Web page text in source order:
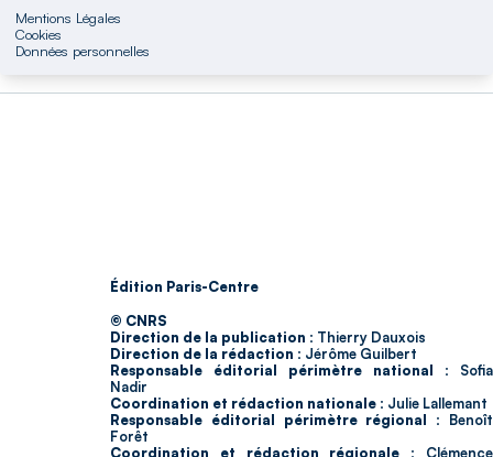
Mentions Légales
Cookies
Données personnelles
Édition Paris-Centre
© CNRS
Direction de la publication : Thierry Dauxois
Direction de la rédaction : Jérôme Guilbert
Responsable éditorial périmètre national : Sofia
Nadir
Coordination et rédaction nationale : Julie Lallemant
Responsable éditorial périmètre régional : Benoît
Forêt
Coordination et rédaction régionale : Clémence